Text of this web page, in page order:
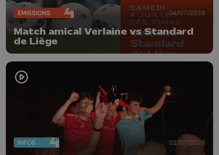
ÉMISSIONS 04/07/2026
Match amical Verlaine vs Standard
de Liège
INFOS 02/07/2026